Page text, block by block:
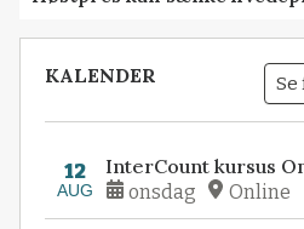
KALENDER
12
AUG
InterCount kursus
onsdag Online